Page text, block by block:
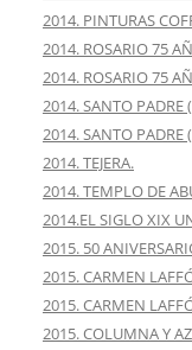
2014. PINTURAS
2014. ROSARIO 75
2014. ROSARIO 75
2014. SANTO PADRE
2014. SANTO PADRE
2014. TEJERA.
2014. TEMPLO DE
2014.EL SIGLO XIX
2015. 50
2015. CARMEN
2015. CARMEN
2015. COLUMNA Y